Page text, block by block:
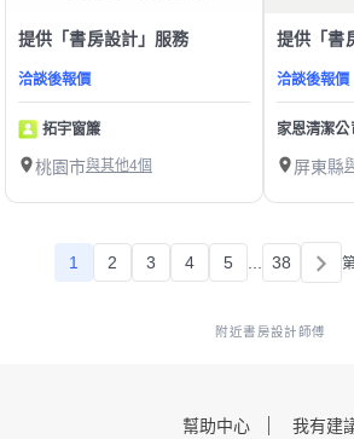
提供「書房設計」服務
洽談後報價
拓宇窗簾
桃園市與其他4個
提供「書
洽談後報價
家恩清潔公
屏東縣
1 2 3 4 5 38
附近書房設計師傅
幫助中心 我有建